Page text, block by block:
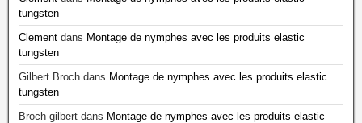
tungsten
Clement dans Montage de nymphes avec les produits elastic
tungsten
Gilbert Broch dans Montage de nymphes avec les produits elastic
tungsten
Broch gilbert dans Montage de nymphes avec les produits elastic